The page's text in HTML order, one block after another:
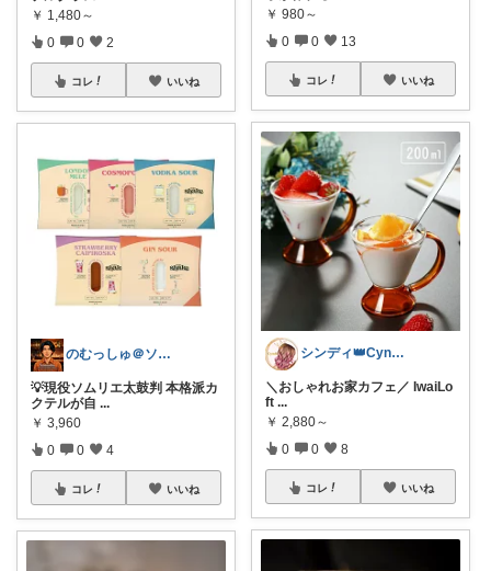
￥ 1,480～
0 0 2
コレ いいね
のむっしゅ＠ソムリエの厳選酒🍻
💡現役ソムリエ太鼓判 本格派カ
クテルが自 ...
￥ 3,960
0 0 4
コレ いいね
￥ 980～
0 0 13
コレ いいね
シンディ👑Cyndi👑
＼おしゃれお家カフェ／ IwaiLo
ft ...
￥ 2,880～
0 0 8
コレ いいね